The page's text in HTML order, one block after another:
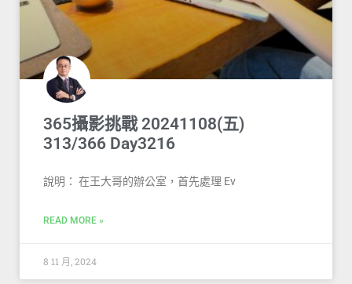
365攝影挑戰 20241108(五)
313/366 Day3216
說明： 在王大哥的辦公室，首先處理 Ev
READ MORE »
8 11 月, 2024